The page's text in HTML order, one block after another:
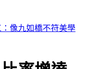
星崩潰發聲：往我嘴裡